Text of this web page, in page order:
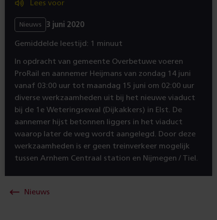
Lees voor
Nieuws 3 juni 2020
Gemiddelde leestijd: 1 minuut
In opdracht van gemeente Overbetuwe voeren
ProRail en aannemer Heijmans van zondag 14 juni
vanaf 03:00 uur tot maandag 15 juni om 02:00 uur
diverse werkzaamheden uit bij het nieuwe viaduct
bij de 1e Weteringsewal (Dijkakkers) in Elst. De
aannemer hijst betonnen liggers in het viaduct
waarop later de weg wordt aangelegd. Door deze
werkzaamheden is er geen treinverkeer mogelijk
tussen Arnhem Centraal station en Nijmegen / Tiel.
Nieuws